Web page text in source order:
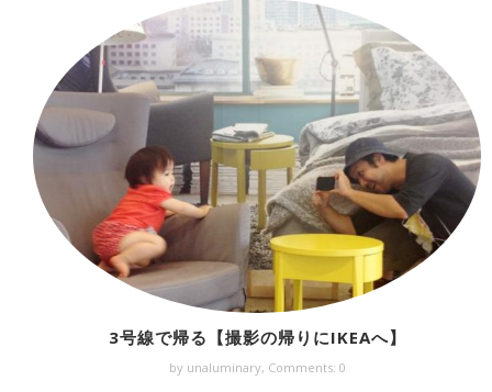
3号線で帰る【撮影の帰りにIKEAへ】
by unaluminary, Comments: 0